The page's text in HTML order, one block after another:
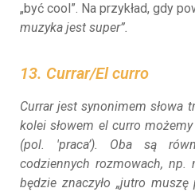
„być cool”. Na przykład, gdy
muzyka jest super”.
13. Currar/El curro
Currarjest synonimem słowa
kolei słowem el curro
(pol. 'praca’). Oba są
codziennych rozmowach, np.
będzie znaczyło „jutro